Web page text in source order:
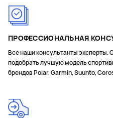
ПРОФЕССИОНАЛЬНАЯ
Все наши консультанты эксперты.
подобрать лучшую модель
брендов Polar, Garmin, Suunto,